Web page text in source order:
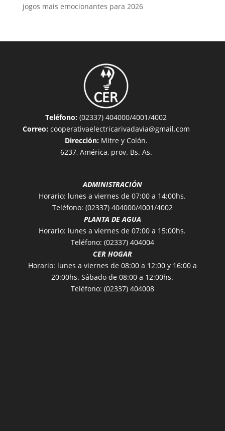
jogos mais emocionantes para 2026
Teléfono: (02337) 404000/4001/4002
Correo:cooperativaelectricarivadavia@gmail.com
Dirección: Mitre y Colón.
6237, América, prov. Bs. As.
ADMINISTRACIÓN
Horario: lunes a viernes de 07:00 a 14:00hs.
Teléfono: (02337) 404000/4001/4002
PLANTA DE AGUA
Horario: lunes a viernes de 07:00 a 15:00hs.
Teléfono: (02337) 404004
CER HOGAR
Horario: lunes a viernes de 08:00 a 12:00 y 16:00 a
20:00hs. Sábado de 08:00 a 12:00hs.
Teléfono: (02337) 404008